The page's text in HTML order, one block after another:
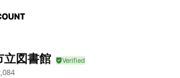
立図書館